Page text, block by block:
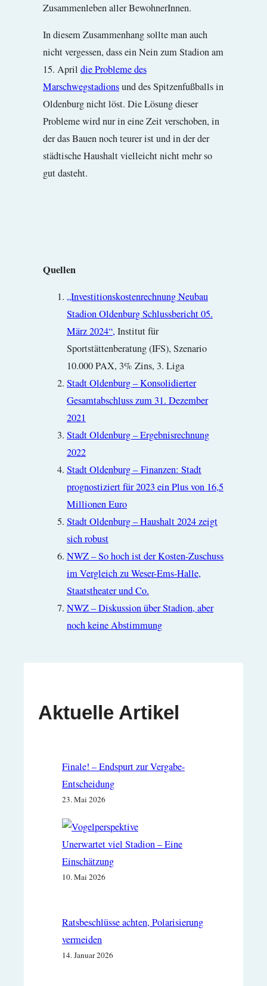
Zusammenleben aller BewohnerInnen.
In diesem Zusammenhang sollte man auch
nicht vergessen, dass ein Nein zum Stadion am
15. April die Probleme des
Marschwegstadionsund des Spitzenfußballs in
Oldenburg nicht löst. Die Lösung dieser
Probleme wird nur in eine Zeit verschoben, in
der das Bauen noch teurer ist und in der der
städtische Haushalt vielleicht nicht mehr so
gut dasteht.
Quellen
„Investitionskostenrechnung Neubau
Stadion Oldenburg Schlussbericht 05.
März 2024“, Institut für
Sportstättenberatung (IFS), Szenario
10.000 PAX, 3% Zins, 3. Liga
Stadt Oldenburg – Konsolidierter
Gesamtabschluss zum 31. Dezember
2021
Stadt Oldenburg – Ergebnisrechnung
2022
Stadt Oldenburg – Finanzen: Stadt
prognostiziert für 2023 ein Plus von 16,5
Millionen Euro
Stadt Oldenburg – Haushalt 2024 zeigt
sich robust
NWZ – So hoch ist der Kosten-Zuschuss
im Vergleich zu Weser-Ems-Halle,
Staatstheater und Co.
NWZ – Diskussion über Stadion, aber
noch keine Abstimmung
Aktuelle Artikel
Finale! – Endspurt zur Vergabe-
Entscheidung
23. Mai 2026
Unerwartet viel Stadion – Eine
Einschätzung
10. Mai 2026
Ratsbeschlüsse achten, Polarisierung
vermeiden
14. Januar 2026